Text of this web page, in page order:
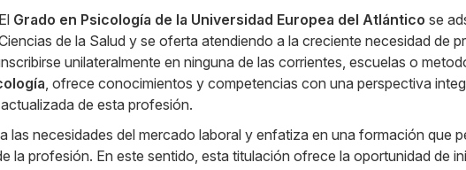
El Grado en Psicología de la Universidad Europea del Atlántico se
de la Salud y se oferta atendiendo a la creciente necesidad de
unilateralmente en ninguna de las corrientes, escuelas o
, ofrece conocimientos y competencias con una perspectiva
de esta profesión.
las necesidades del mercado laboral y enfatiza en una formación que
la profesión. En este sentido, esta titulación ofrece la oportunidad de